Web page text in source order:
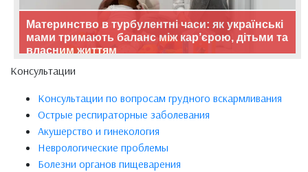
Материнство в турбулентні часи: як українські
мами тримають баланс між кар’єрою, дітьми та
власним життям
Консультации
Консультации по вопросам грудного вскармливания
Острые респираторные заболевания
Акушерство и гинекология
Неврологические проблемы
Болезни органов пищеварения